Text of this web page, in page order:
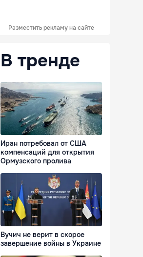
Разместить рекламу на сайте
В тренде
Иран потребовал от США
компенсаций для открытия
Ормузского пролива
Вучич не верит в скорое
завершение войны в Украине